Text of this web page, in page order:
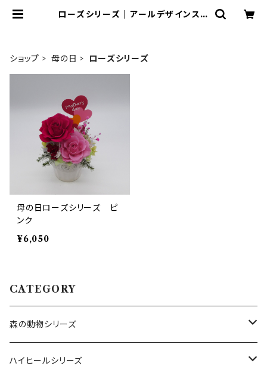
ローズシリーズ | アールデザインスタ
ショップ 母の日 ローズシリーズ
母の日ローズシリーズ ピ
ンク
¥6,050
CATEGORY
森の動物シリーズ
とり
ハイヒールシリーズ